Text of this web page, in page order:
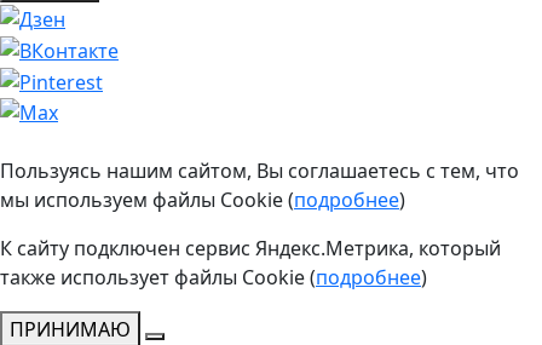
Пользуясь нашим сайтом, Вы соглашаетесь с тем, что
мы используем файлы Cookie (подробнее)
К сайту подключен сервис Яндекс.Метрика, который
также использует файлы Cookie (подробнее)
ПРИНИМАЮ